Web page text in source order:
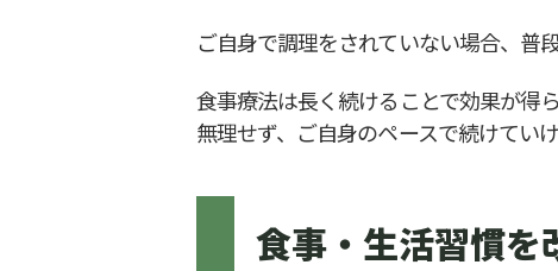
ご自身で調理をされていない場合、普
食事療法は長く続けることで効果が得ら
無理せず、ご自身のペースで続けてい
食事・生活習慣を